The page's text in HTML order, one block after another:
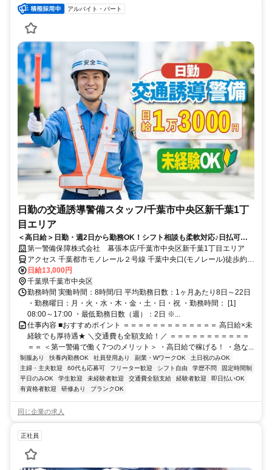
アルバイト・パート
日勤の交通誘導警備スタッフ/千葉市中央区新千葉1丁
目エリア
＜高日給＞日勤・週2日から勤務OK！シフト相談も柔軟対応♪日払可◎
未経験歓迎★
第一警備保障株式会社 幕張本店/千葉市中央区新千葉1丁目エリア
アクセス 千葉都市モノレール２号線 千葉中央口(モノレール)徒歩約2
分、千葉都市モノレール２号線 千葉中央口(モノレール)徒歩約2分、
千葉都市モノレール２号線 千葉中央口(モノレール)徒歩約2分 直行直
帰OK＊交通費全額支給＊
日給13,000円
千葉県千葉市中央区
勤務時間 実働時間：8時間/日 平均勤務日数：1ヶ月あたり8日～22日
・勤務曜日：月・火・水・木・金・土・日・祝 ・勤務時間： [1]
08:00～17:00 ・最低勤務日数（週）：2日 ※...
仕事内容 ■おすすめポイント ＝＝＝＝＝＝＝＝＝＝＝＝＝ 高日給×未
経験でも厚待遇★ ＼交通費も全額支給！／ ＝＝＝＝＝＝＝＝＝＝＝
＝＝ ＜第一警備で働く7つのメリット＞ ・高日給で稼げる！ ・急な...
制服あり 扶養内勤務OK 社員登用あり 副業・WワークOK
土日祝のみOK
主婦・主夫歓迎
60代も応募可 フリーター歓迎 シフト自由 学歴不問
固定時間制
平日のみOK
学生歓迎 未経験者歓迎 交通費全額支給 経験者歓迎
即日払いOK
有資格者歓迎
研修あり ブランクOK
同じ企業の求人
正社員